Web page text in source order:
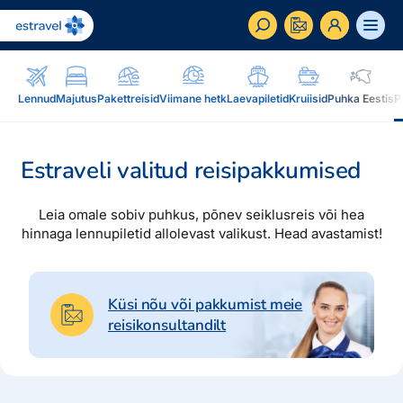
LennudMajutusPakettreisidViimane hetkLaevapiletidKruiisidPuhka Eestis
ET RU EN
Blogi, sihtkohad, podcastid, ajakiri, uudiskiri...
Sihtkohad
Podcastid
reisikaubad.ee...
Järelmaks
Lojaalsusprogramm
Estraveli valitud reisipakkumised
Leia omale sobiv puhkus, põnev seiklusreis või hea
hinnaga lennupiletid allolevast valikust. Head avastamist!
Küsi nõu või pakkumist meie
reisikonsultandilt